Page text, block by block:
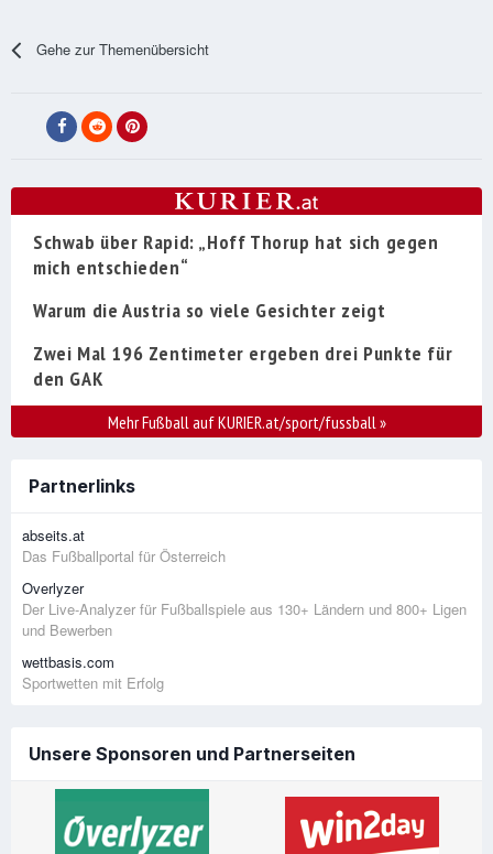
Gehe zur Themenübersicht
Schwab über Rapid: „Hoff Thorup hat sich gegen
mich entschieden“
Warum die Austria so viele Gesichter zeigt
Zwei Mal 196 Zentimeter ergeben drei Punkte für
den GAK
Mehr Fußball auf KURIER.at/sport/fussball»
Partnerlinks
abseits.at
Das Fußballportal für Österreich
Overlyzer
Der Live-Analyzer für Fußballspiele aus 130+ Ländern und 800+ Ligen
und Bewerben
wettbasis.com
Sportwetten mit Erfolg
Unsere Sponsoren und Partnerseiten